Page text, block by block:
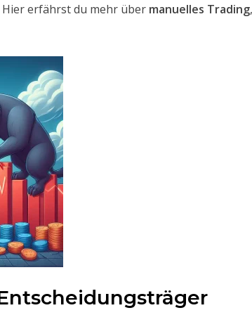
Hier erfährst du mehr über manuelles Trading,